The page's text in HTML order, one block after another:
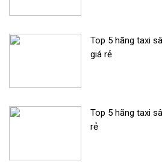
Top 5 hãng taxi
giá rẻ
Top 5 hãng taxi
rẻ